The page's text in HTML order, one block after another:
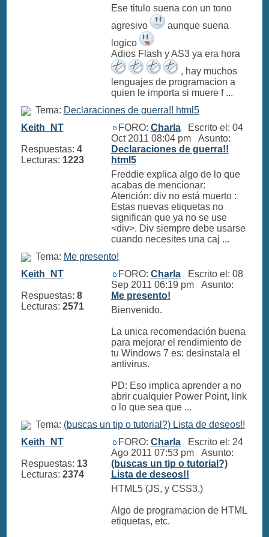
Ese titulo suena con un tono
agresivo
aunque suena
logico
Adios Flash y AS3 ya era hora
, hay muchos
lenguajes de programacion a
quien le importa si muere f ...
Tema: Declaraciones de guerra!! html5
Keith_NT
Respuestas: 4
Lecturas: 1223
FORO: CharlaEscrito el: 04
Oct 2011 08:04 pm Asunto:
Declaraciones de guerra!!
html5
Freddie explica algo de lo que
acabas de mencionar:
Atención: div no está muerto :
Estas nuevas etiquetas no
significan que ya no se use
<div>. Div siempre debe usarse
cuando necesites una caj ...
Tema: Me presento!
Keith_NT
Respuestas: 8
Lecturas: 2571
FORO: CharlaEscrito el: 08
Sep 2011 06:19 pm Asunto:
Me presento!
Bienvenido.
La unica recomendación buena
para mejorar el rendimiento de
tu Windows 7 es: desinstala el
antivirus.
PD: Eso implica aprender a no
abrir cualquier Power Point, link
o lo que sea que ...
Tema: (buscas un tip o tutorial?) Lista de deseos!!
Keith_NT
Respuestas: 13
Lecturas: 2374
FORO: CharlaEscrito el: 24
Ago 2011 07:53 pm Asunto:
(buscas un tip o tutorial?)
Lista de deseos!!
HTML5 (JS, y CSS3.)
Algo de programacion de HTML
etiquetas, etc.